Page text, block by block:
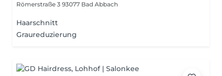
Römerstraße 3 93077 Bad Abbach
Haarschnitt
Graureduzierung